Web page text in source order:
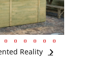
Reality